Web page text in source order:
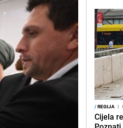
/REGIJA I
Cijela